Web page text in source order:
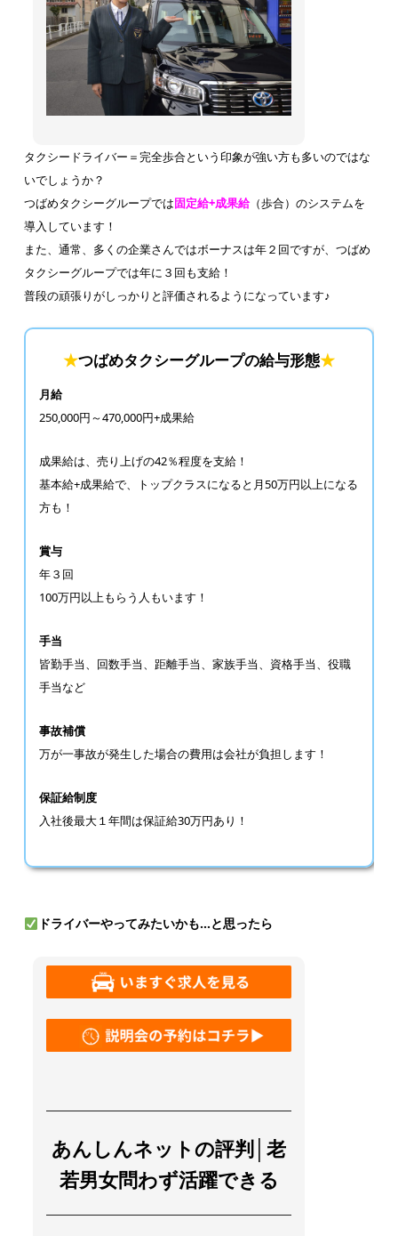
タクシードライバー＝完全歩合という印象が強い方も多いのではな
いでしょうか？
つばめタクシーグループでは固定給+成果給（歩合）のシステムを
導入しています！
また、通常、多くの企業さんではボーナスは年２回ですが、つばめ
タクシーグループでは年に３回も支給！
普段の頑張りがしっかりと評価されるようになっています♪
★つばめタクシーグループの給与形態★
月給
250,000円～470,000円+成果給
成果給は、売り上げの42％程度を支給！
基本給+成果給で、トップクラスになると月50万円以上になる
方も！
賞与
年３回
100万円以上もらう人もいます！
手当
皆勤手当、回数手当、距離手当、家族手当、資格手当、役職
手当など
事故補償
万が一事故が発生した場合の費用は会社が負担します！
保証給制度
入社後最大１年間は保証給30万円あり！
ドライバーやってみたいかも…と思ったら
あんしんネットの評判│老
若男女問わず活躍できる